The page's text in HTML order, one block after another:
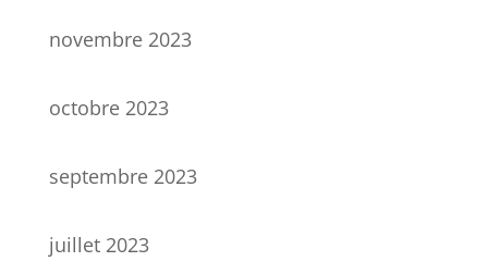
novembre 2023
octobre 2023
septembre 2023
juillet 2023